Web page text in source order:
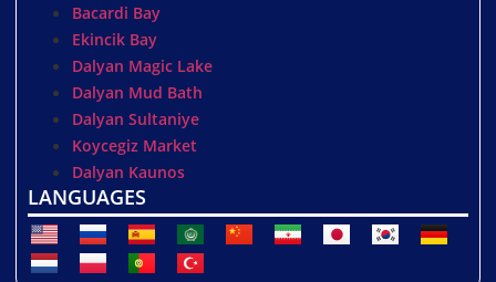
Bacardi Bay
Ekincik Bay
Dalyan Magic Lake
Dalyan Mud Bath
Dalyan Sultaniye
Koycegiz Market
Dalyan Kaunos
LANGUAGES